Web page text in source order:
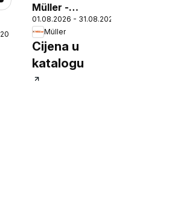
Müller -
Lifestyle
01.08.2026 - 31.08.2026
Müller
Cijena u
katalogu